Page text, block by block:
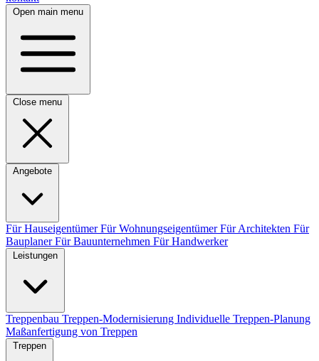
Open main menu
Close menu
Angebote
Für HauseigentümerFür WohnungseigentümerFür Architekten Für
BauplanerFür Bauunternehmen Für Handwerker
Leistungen
Treppenbau Treppen-Modernisierung Individuelle Treppen-Planung
Maßanfertigung von Treppen
Treppen